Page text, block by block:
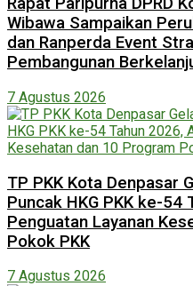
Wibawa Sampaikan
dan Ranperda Event
Pembangunan
7 Agustus 2026
TP PKK Kota Denpasar
Puncak HKG PKK ke-
Penguatan Layanan
Pokok PKK
7 Agustus 2026